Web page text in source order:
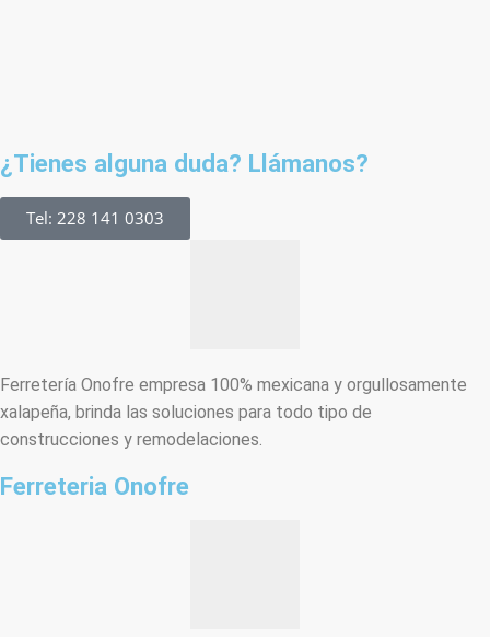
¿Tienes alguna duda? Llámanos?
Tel: 228 141 0303
Ferretería Onofre empresa 100% mexicana y orgullosamente
xalapeña, brinda las soluciones para todo tipo de
construcciones y remodelaciones.
Ferreteria Onofre